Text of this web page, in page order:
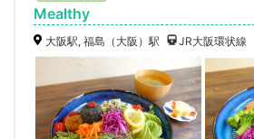
Mealthy
大阪駅, 福島（大阪）駅 JR大阪環状線